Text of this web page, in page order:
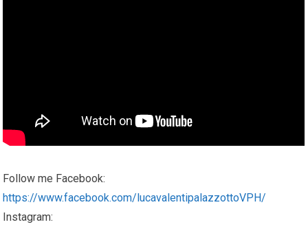
Follow me Facebook:
https://www.facebook.com/lucavalentipalazzottoVPH/
Instagram: